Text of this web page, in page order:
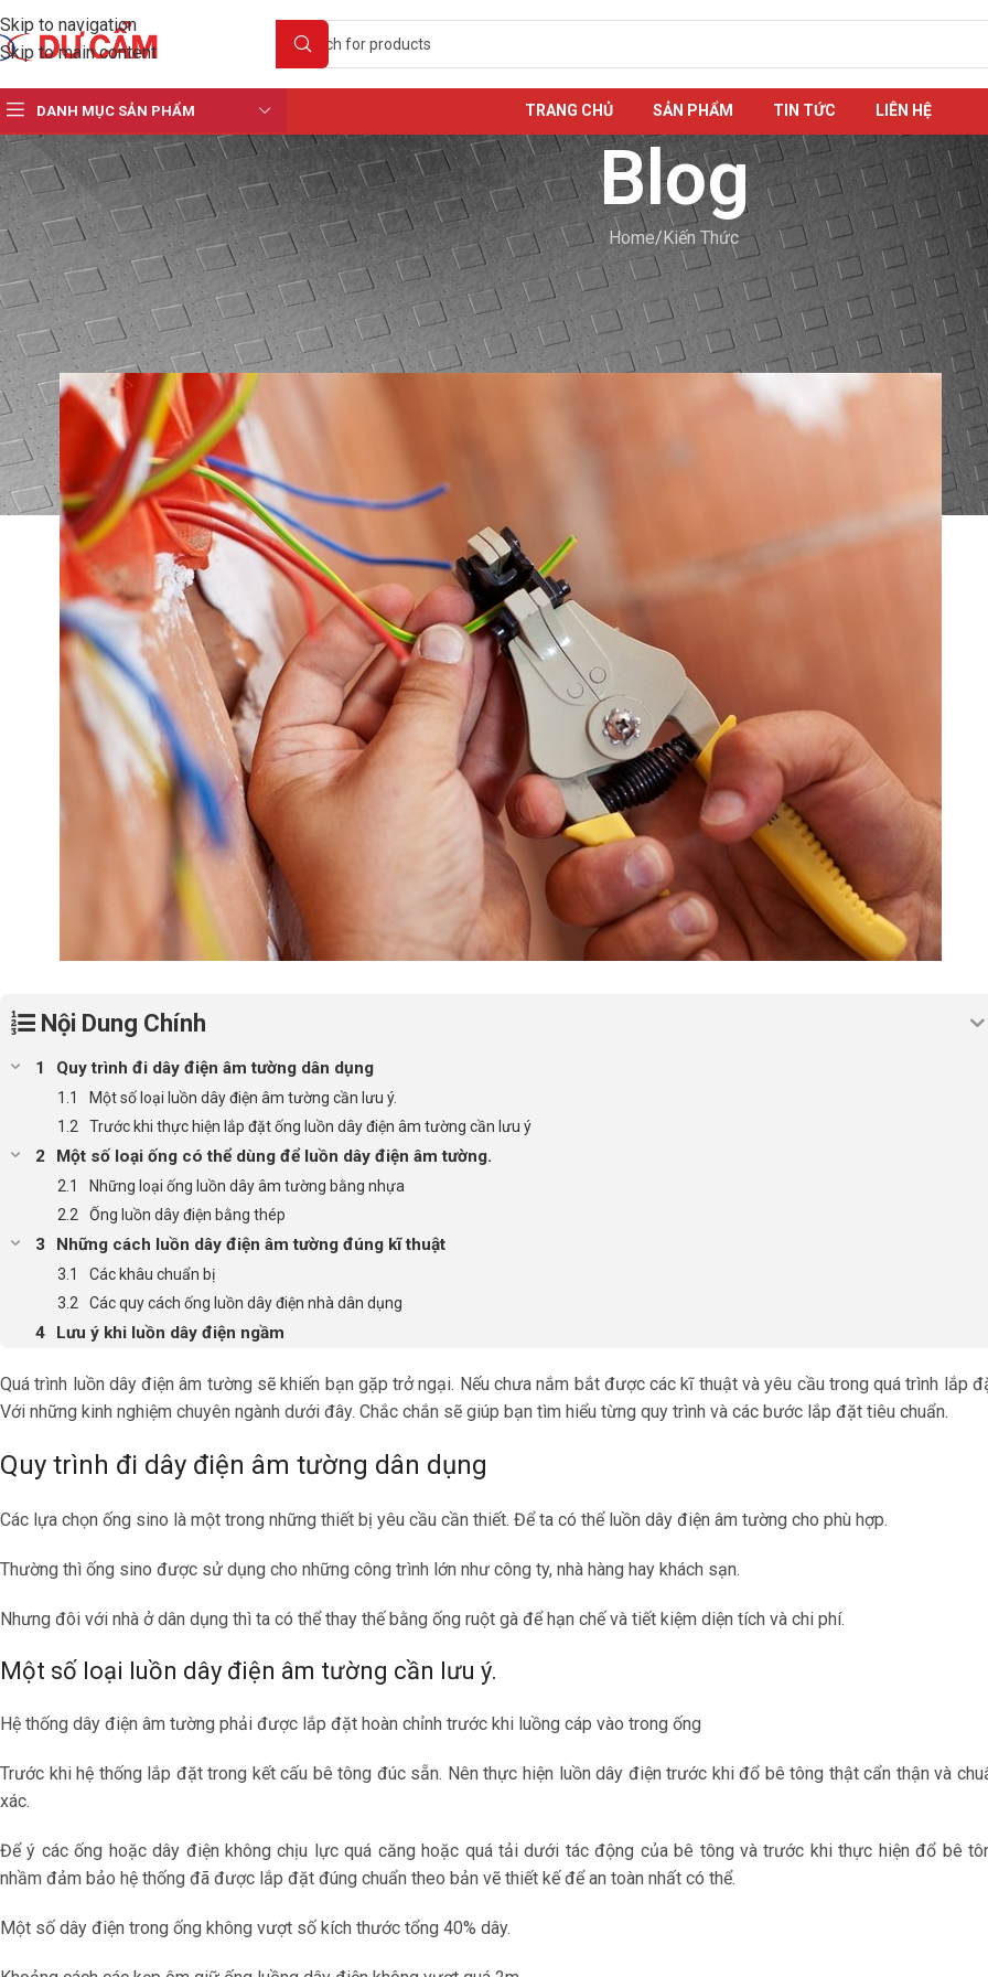
Skip to navigation
Skip to main content
DANH MỤC SẢN PHẨM TRANG CHỦ SẢN PHẨM TIN TỨC LIÊN HỆ
Blog
Home Kiến Thức
KIẾN THỨC
Luồn Dây Điện Âm Tường Sao Cho Đúng Kỹ Thuật?
Posted by tuananh On 05/06/2021
Nội Dung Chính
Quy trình đi dây điện âm tường dân dụng
Một số loại luồn dây điện âm tường cần lưu ý.
Trước khi thực hiện lắp đặt ống luồn dây điện âm tường cần lưu ý
Một số loại ống có thể dùng để luồn dây điện âm tường.
Những loại ống luồn dây âm tường bằng nhựa
Ống luồn dây điện bằng thép
Những cách luồn dây điện âm tường đúng kĩ thuật
Các khâu chuẩn bị
Các quy cách ống luồn dây điện nhà dân dụng
Lưu ý khi luồn dây điện ngầm
Quá trình luồn dây điện âm tường sẽ khiến bạn gặp trở ngại. Nếu chưa nắm bắt được các kĩ thuật và yêu cầu trong quá trình lắp
Với những kinh nghiệm chuyên ngành dưới đây. Chắc chắn sẽ giúp bạn tìm hiểu từng quy trình và các bước lắp đặt tiêu chuẩn.
Quy trình đi dây điện âm tường dân dụng
Các lựa chọn ống sino là một trong những thiết bị yêu cầu cần thiết. Để ta có thể luồn dây điện âm tường cho phù hợp.
Thường thì ống sino được sử dụng cho những công trình lớn như công ty, nhà hàng hay khách sạn.
Nhưng đôi với nhà ở dân dụng thì ta có thể thay thế bằng ống ruột gà để hạn chế và tiết kiệm diện tích và chi phí.
Một số loại luồn dây điện âm tường cần lưu ý.
Hệ thống dây điện âm tường phải được lắp đặt hoàn chỉnh trước khi luồng cáp vào trong ống
Trước khi hệ thống lắp đặt trong kết cấu bê tông đúc sẵn. Nên thực hiện luồn dây điện trước khi đổ bê tông thật cẩn thận và
xác.
Để ý các ống hoặc dây điện không chịu lực quá căng hoặc quá tải dưới tác động của bê tông và trước khi thực hiện đổ bê
nhầm đảm bảo hệ thống đã được lắp đặt đúng chuẩn theo bản vẽ thiết kế để an toàn nhất có thể.
Một số dây điện trong ống không vượt số kích thước tổng 40% dây.